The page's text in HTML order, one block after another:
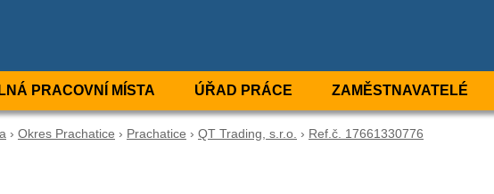
PRACOVNÍ MÍSTA ÚŘAD PRÁCE ZAMĚSTNAVATELÉ
› Okres Prachatice › Prachatice › QT Trading, s.r.o. › Ref.č. 17661330776